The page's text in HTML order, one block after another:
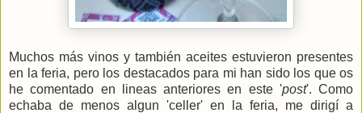
Muchos más vinos y también aceites estuvieron presentes
en la feria, pero los destacados para mi han sido los que os
he comentado en lineas anteriores en este 'post'. Como
echaba de menos algun 'celler' en la feria, me dirigí a